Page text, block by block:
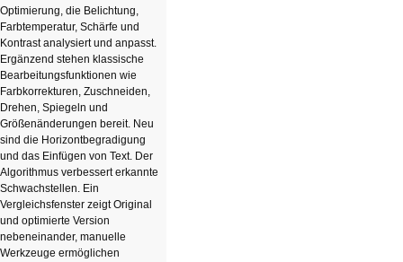
Optimierung, die Belichtung,
Farbtemperatur, Schärfe und
Kontrast analysiert und anpasst.
Ergänzend stehen klassische
Bearbeitungsfunktionen wie
Farbkorrekturen, Zuschneiden,
Drehen, Spiegeln und
Größenänderungen bereit. Neu
sind die Horizontbegradigung
und das Einfügen von Text. Der
Algorithmus verbessert erkannte
Schwachstellen. Ein
Vergleichsfenster zeigt Original
und optimierte Version
nebeneinander, manuelle
Werkzeuge ermöglichen